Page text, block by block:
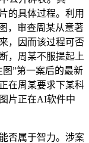
的具体过程。利用
，审查周某从意著
，因而该过程可否
，周某不服提起上
”第一案后的最新
在周某要求下某科
片正在AI软件中
否属于智力。涉案